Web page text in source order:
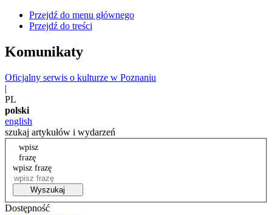
Przejdź do menu głównego
Przejdź do treści
Komunikaty
Oficjalny serwis o kulturze w Poznaniu
|
PL
polski
english
szukaj artykułów i wydarzeń
wpisz
frazę
wpisz frazę
Wyszukaj
Dostępność